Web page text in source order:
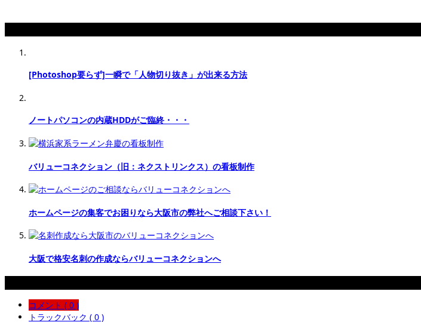
[Photoshop要らず]一瞬で「人物切り抜き」が出来る方法
ノートパソコンの内蔵HDDがご臨終・・・
バリューコネクション（旧：ネクストリンクス）の看板制作
ホームページの集客でお困りなら大阪市の弊社へご相談下さい！
大阪で格安名刺の作成ならバリューコネクションへ
コメント ( 0 )
トラックバック ( 0 )